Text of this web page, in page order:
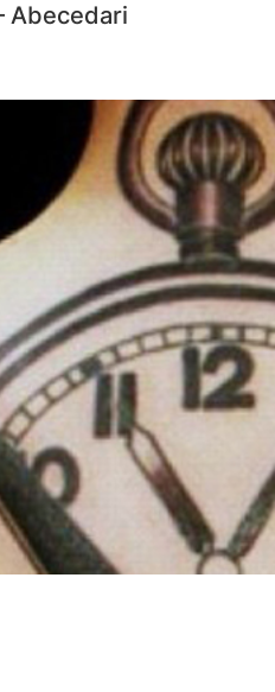
Abecedari